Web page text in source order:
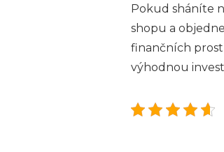
Pokud sháníte
shopu a
finančních
výhodnou